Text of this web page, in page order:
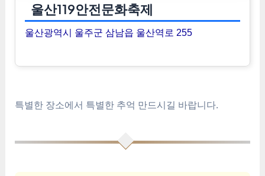
울산119안전문화축제
울산광역시 울주군 삼남읍 울산역로 255
특별한 장소에서 특별한 추억 만드시길 바랍니다.